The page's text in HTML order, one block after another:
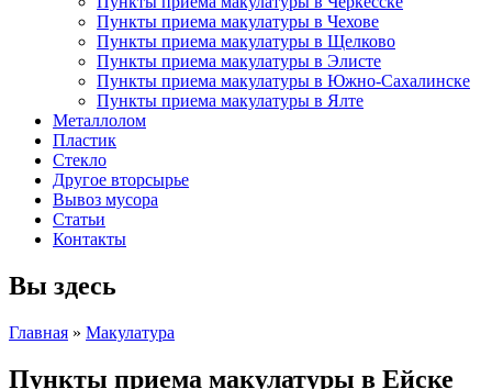
Пункты приема макулатуры в Чехове
Пункты приема макулатуры в Щелково
Пункты приема макулатуры в Элисте
Пункты приема макулатуры в Южно-Сахалинске
Пункты приема макулатуры в Ялте
Металлолом
Пластик
Стекло
Другое вторсырье
Вывоз мусора
Статьи
Контакты
Вы здесь
Главная » Макулатура
Пункты приема макулатуры в Ейске